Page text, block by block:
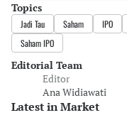
Topics
Jadi Tau Saham IPO
Saham IPO
Editorial Team
Editor
Ana Widiawati
Latest in Market